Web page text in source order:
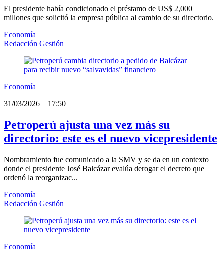
El presidente había condicionado el préstamo de US$ 2,000
millones que solicitó la empresa pública al cambio de su directorio.
Economía
Redacción Gestión
Economía
31/03/2026
17:50
Petroperú ajusta una vez más su
directorio: este es el nuevo vicepresidente
Nombramiento fue comunicado a la SMV y se da en un contexto
donde el presidente José Balcázar evalúa derogar el decreto que
ordenó la reorganizac...
Economía
Redacción Gestión
Economía